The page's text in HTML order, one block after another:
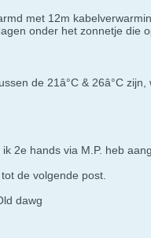
met 12m
onder het zonnetje die
de 21â°C & 26â°C
2e hands via M.P. heb
de volgende post.
dawg